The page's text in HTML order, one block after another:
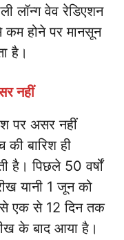
लॉन्ग वेव रेडिएशन
कम होने पर मानसून
है।
नहीं
पर असर नहीं
बारिश ही
है। पिछले 50 वर्षों
यानी 1 जून को
से एक से 12 दिन तक
के बाद आया है।